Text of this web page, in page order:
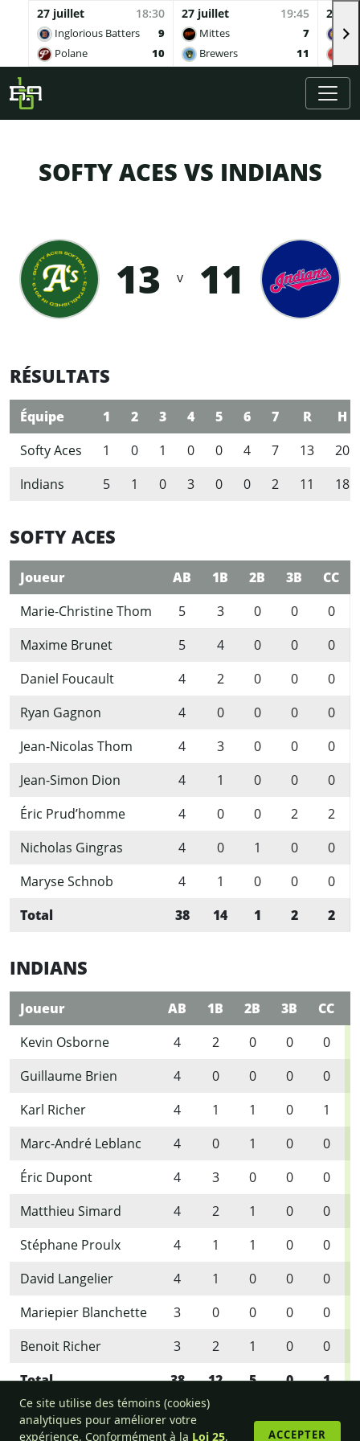
27 juillet 18:30
Inglorious Batters
9
Polane
10
27 juillet 19:45
Mittes
7
Brewers
11
27
Skip to main content
SOFTY ACES VS INDIANS
13 v 11
RÉSULTATS
Équipe 1 2 3 4 5 6 7 R
H
Softy Aces
1 0 1 0 0 4 7 13
20
Indians
5 1 0 3 0 0 2 11 18
SOFTY ACES
Joueur AB 1B 2B 3B
CC
Marie-Christine Thom
5 3 0 0
0
Maxime Brunet
5 4 0 0
0
Daniel Foucault
4 2 0 0
0
Ryan Gagnon
4 0 0 0
0
Jean-Nicolas Thom
4 3 0 0
0
Jean-Simon Dion
4 1 0 0
0
Éric Prud’homme
4 0 0 2
2
Nicholas Gingras
4 0 1 0
0
Maryse Schnob
4 1 0 0
0
Total
38 14 1 2 2
INDIANS
Joueur AB 1B 2B 3B CC
Kevin Osborne
4 2 0 0 0
Guillaume Brien
4 0 0 0 0
Karl Richer
4 1 1 0 1
Marc-André Leblanc
4 0 1 0 0
Éric Dupont
4 3 0 0 0
Matthieu Simard
4 2 1 0 0
Stéphane Proulx
4 1 1 0 0
David Langelier
4 1 0 0 0
Mariepier Blanchette
3 0 0 0 0
Benoit Richer
3 2 1 0 0
Total
38 12 5 0 1
Ce site utilise des témoins (cookies)
analytiques pour améliorer votre
expérience. Conformément à la Loi 25, ACCEPTER